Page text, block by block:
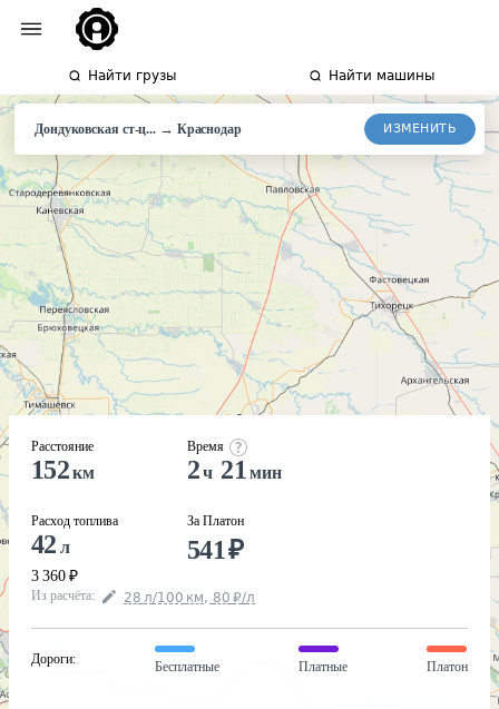
Найти грузы Найти машины
Дондуковская ст-ц... → Краснодар ИЗМЕНИТЬ
Расстояние
152км
Расход топлива
42 л
3 360 ₽
Время
2 ч 21 мин
За Платон
541₽
Из расчёта: 28 л/100 км, 80 ₽/л
Дороги:
Бесплатные Платные Платон